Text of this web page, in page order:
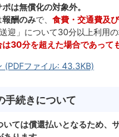
は無償化の対象外。
報酬のみで、食費・交通費及
迎」について30分以上利用
30分を超えた場合であって
(PDFファイル: 43.3KB)
手続きについて
いては償還払いとなるため、